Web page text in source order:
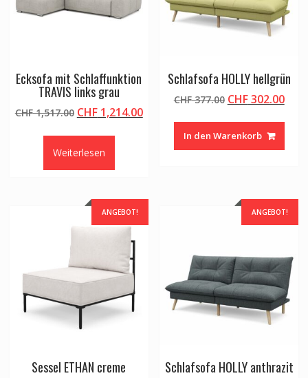
Ecksofa mit Schlaffunktion
TRAVIS links grau
CHF1,517.00 Ursprünglicher
CHF 1,517.00
CHF1,214.00Aktueller
Weiterlesen
Schlafsofa HOLLY hellgrün
CHF377.00 Ursprünglicher
war:
CHF 377.00
CHF302.00
In den Warenkorb
ANGEBOT!
Sessel ETHAN creme
ANGEBOT!
Schlafsofa HOLLY anthrazit